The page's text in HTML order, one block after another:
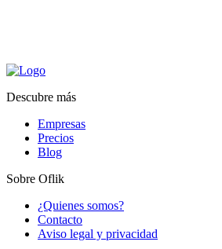
Descubre más
Empresas
Precios
Blog
Sobre Oflik
¿Quienes somos?
Contacto
Aviso legal y privacidad